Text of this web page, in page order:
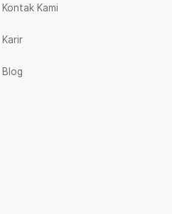
Kontak Kami
Karir
Blog